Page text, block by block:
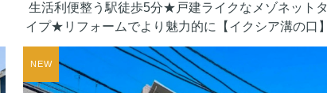
生活利便整う駅徒歩5分★戸建ライクなメゾネットタ
イプ★リフォームでより魅力的に【イクシア溝の口】